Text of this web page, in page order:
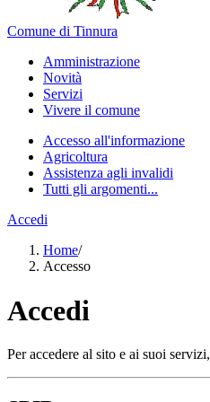
Comune di Tinnura
Amministrazione
Novità
Servizi
Vivere il comune
Accesso all'informazione
Agricoltura
Assistenza agli invalidi
Tutti gli argomenti...
Accedi
Home/
Accesso
Accedi
Per accedere al sito e ai suoi